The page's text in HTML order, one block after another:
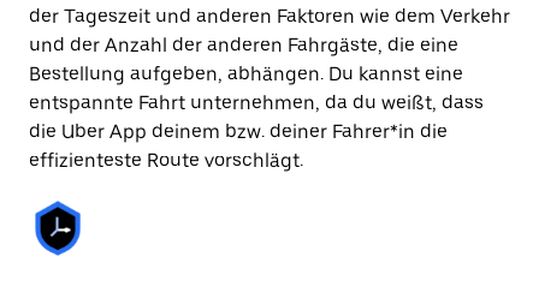
der Tageszeit und anderen Faktoren wie dem Verkehr
und der Anzahl der anderen Fahrgäste, die eine
Bestellung aufgeben, abhängen. Du kannst eine
entspannte Fahrt unternehmen, da du weißt, dass
die Uber App deinem bzw. deiner Fahrer*in die
effizienteste Route vorschlägt.